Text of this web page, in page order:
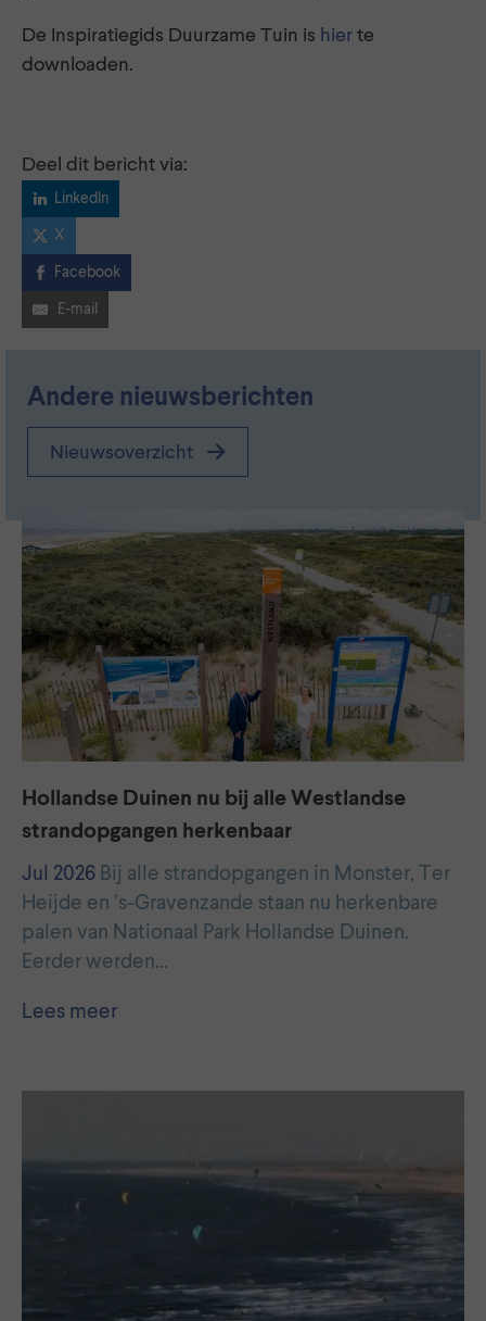
De Inspiratiegids Duurzame Tuin is hier te
downloaden.
Deel dit bericht via:
LinkedIn
X
Facebook
E-mail
Andere nieuwsberichten
Nieuwsoverzicht
Hollandse Duinen nu bij alle Westlandse
strandopgangen herkenbaar
Jul 2026 Bij alle strandopgangen in Monster, Ter
Heijde en ’s-Gravenzande staan nu herkenbare
palen van Nationaal Park Hollandse Duinen.
Eerder werden…
Lees meer